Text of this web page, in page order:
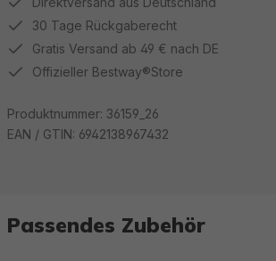
30 Tage Rückgaberecht
Gratis Versand ab 49 € nach DE
Offizieller Bestway®Store
Produktnummer: 36159_26
EAN / GTIN: 6942138967432
Passendes Zubehör